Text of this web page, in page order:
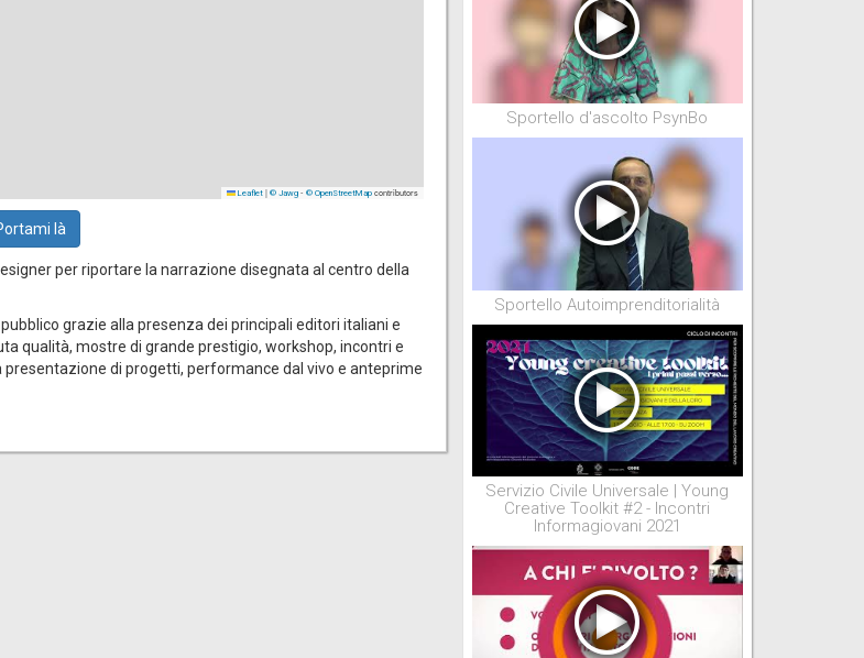
Leaflet | © Jawg- © OpenStreetMapcontributors
là
per riportare la narrazione disegnata al centro della
grazie alla presenza dei principali editori italiani e
qualità, mostre di grande prestigio, workshop, incontri e
di progetti, performance dal vivo e anteprime
Sportello d'ascolto PsynBo
Sportello Autoimprenditorialità
Servizio Civile Universale | Young
Creative Toolkit #2 - Incontri
Informagiovani 2021